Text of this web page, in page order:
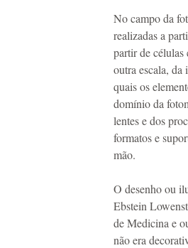
No campo da
realizadas a
partir de células
outra escala, da
quais os
domínio da
lentes e dos
formatos e
mão.
O desenho ou
Ebstein
de Medicina e
não era